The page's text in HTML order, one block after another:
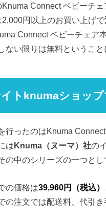
Connect ベビーチェ
円以上のお買い上げで
Connect ベビーチェア
ない限りは無料ということ
トknumaショップ
行ったのはKnuma
はKnuma（ヌーマ）社の
の中のシリーズの一つとし
の価格は39,960円（税込）
の注文では配送料、代引